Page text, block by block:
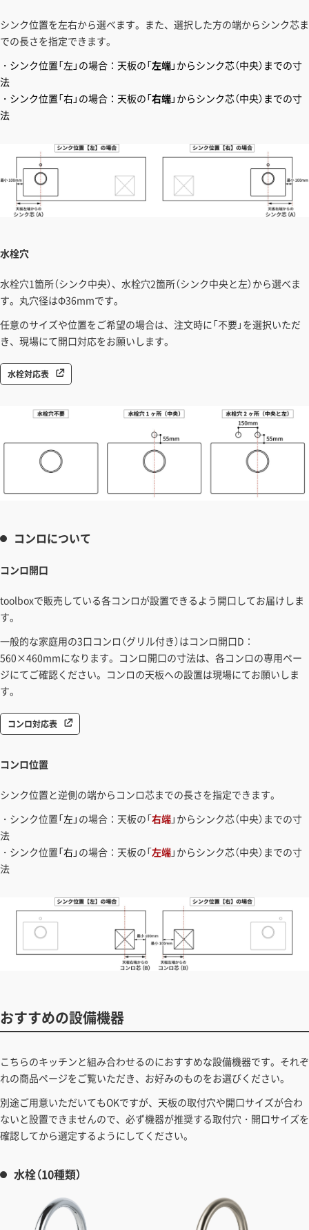
シンク位置を左右から選べます。また、選択した方の端からシンク芯ま
での長さを指定できます。
・シンク位置「左」の場合：天板の「左端」からシンク芯（中央）までの寸
法
・シンク位置「右」の場合：天板の「右端」からシンク芯（中央）までの寸
法
水栓穴
水栓穴1箇所（シンク中央）、水栓穴2箇所（シンク中央と左）から選べま
す。丸穴径はΦ36mmです。
任意のサイズや位置をご希望の場合は、注文時に「不要」を選択いただ
き、現場にて開口対応をお願いします。
水栓対応表
コンロについて
コンロ開口
toolboxで販売している各コンロが設置できるよう開口してお届けしま
す。
一般的な家庭用の3口コンロ（グリル付き）はコンロ開口D：
560×460mmになります。コンロ開口の寸法は、各コンロの専用ペー
ジにてご確認ください。コンロの天板への設置は現場にてお願いしま
す。
コンロ対応表
コンロ位置
シンク位置と逆側の端からコンロ芯までの長さを指定できます。
・シンク位置「左」 の場合：天板の「右端」からシンク芯（中央）までの寸
法
・シンク位置「右」 の場合：天板の「左端」からシンク芯（中央）までの寸
法
おすすめの設備機器
こちらのキッチンと組み合わせるのにおすすめな設備機器です。それぞ
れの商品ページをご覧いただき、お好みのものをお選びください。
別途ご用意いただいてもOKですが、天板の取付穴や開口サイズが合わ
ないと設置できませんので、必ず機器が推奨する取付穴・開口サイズを
確認してから選定するようにしてください。
水栓（10種類）